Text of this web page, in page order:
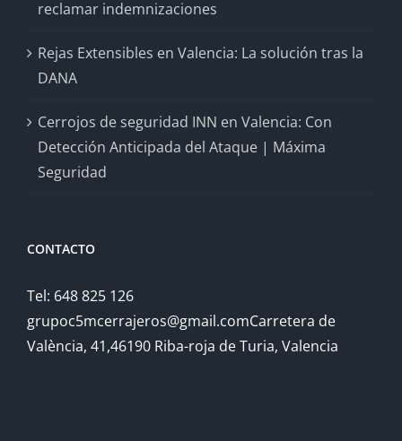
reclamar indemnizaciones
Rejas Extensibles en Valencia: La solución tras la
DANA
Cerrojos de seguridad INN en Valencia: Con
Detección Anticipada del Ataque | Máxima
Seguridad
CONTACTO
Tel: 648 825 126
grupoc5mcerrajeros@gmail.comCarretera de
València, 41,46190 Riba-roja de Turia, Valencia